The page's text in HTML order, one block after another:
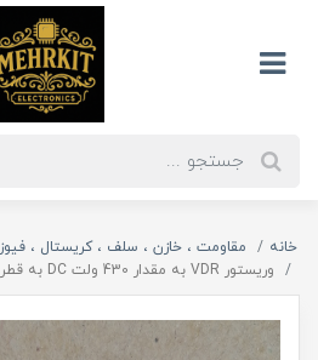
خانه مقاومت ، خازن ، سلف ، کریستال ، فیوز
وریستور VDR به مقدار 430 ولت DC به قطر 14 میلی متر